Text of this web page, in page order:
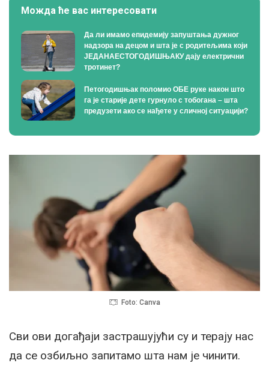
Можда ће вас интересовати
Да ли имамо епидемију запуштања дужног
надзора на децом и шта је с родитељима који
ЈЕДАНАЕСТОГОДИШЊАКУ дају електрични
тротинет?
Петогодишњак поломио ОБЕ руке након што
га је старије дете гурнуло с тобогана – шта
предузети ако се нађете у сличној ситуацији?
Foto: Canva
Сви ови догађаји застрашујући су и терају нас
да се озбиљно запитамо шта нам је чинити.